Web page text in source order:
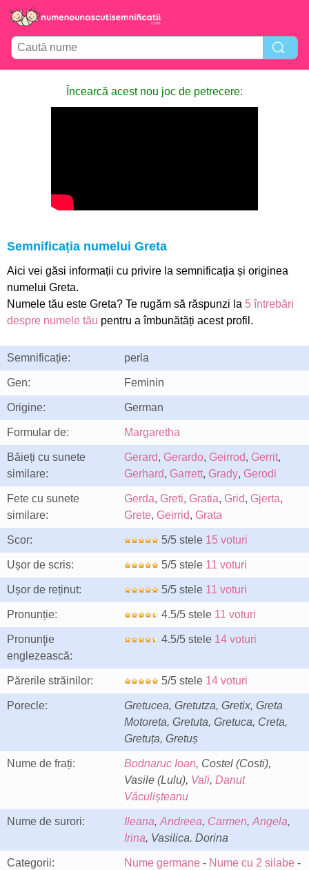
Încearcă acest nou joc de petrecere:
Semnificația numelui Greta
Aici vei găsi informații cu privire la semnificația și originea
numelui Greta.
Numele tău este Greta? Te rugăm să răspunzi la 5 întrebări
despre numele tău pentru a îmbunătăți acest profil.
Semnificație: perla
Gen: Feminin
Origine: German
Formular de: Margaretha
Băieți cu sunete
similare:
Gerard, Gerardo, Geirrod, Gerrit,
Gerhard, Garrett, Grady, Gerodi
Fete cu sunete
similare:
Gerda, Greti, Gratia, Grid, Gjerta,
Grete, Geirrid, Grata
Scor: 5/5 stele 15 voturi
Ușor de scris: 5/5 stele 11 voturi
Ușor de reținut: 5/5 stele 11 voturi
Pronunție: 4.5/5 stele 11 voturi
Pronunţie
englezească:
4.5/5 stele 14 voturi
Părerile străinilor: 5/5 stele 14 voturi
Porecle:
Gretucea, Gretutza, Gretix, Greta
Motoreta, Gretuta, Gretuca, Creta,
Gretuța, Gretuș
Nume de frați: Bodnaruc Ioan, Costel (Costi),
Vasile (Lulu), Vali, Danut
Văculișteanu
Nume de surori: Ileana, Andreea, Carmen, Angela,
Irina, Vasilica. Dorina
Categorii: Nume germane - Nume cu 2 silabe -